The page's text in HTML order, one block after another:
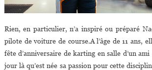
Rien, en particulier, n’a inspiré ou préparé
pilote de voiture de course.A l’âge de 11 ans,
fête d’anniversaire de karting en salle d’un ami
jour là qu’est née sa passion pour cette